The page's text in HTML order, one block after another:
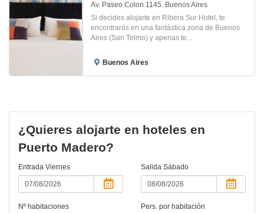
Av. Paseo Colon 1145. Buenos Aires
Si decides alojarte en Ribera Sur Hotel, te
encontrarás en una fantástica zona de Buenos
Aires (San Telmo) y apenas te...
Buenos Aires
¿Quieres alojarte en hoteles en
Puerto Madero?
Entrada Viernes Salida Sábado
Nº habitaciones Pers. por habitación